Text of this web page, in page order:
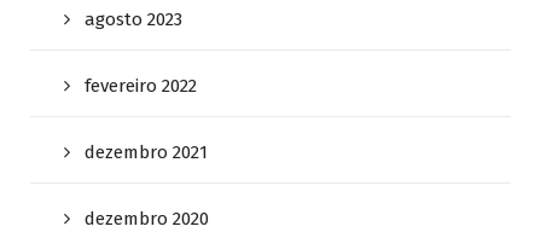
agosto 2023
fevereiro 2022
dezembro 2021
dezembro 2020